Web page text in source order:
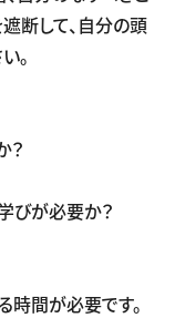
断して、自分の頭
。
？
びが必要か？
時間が必要です。